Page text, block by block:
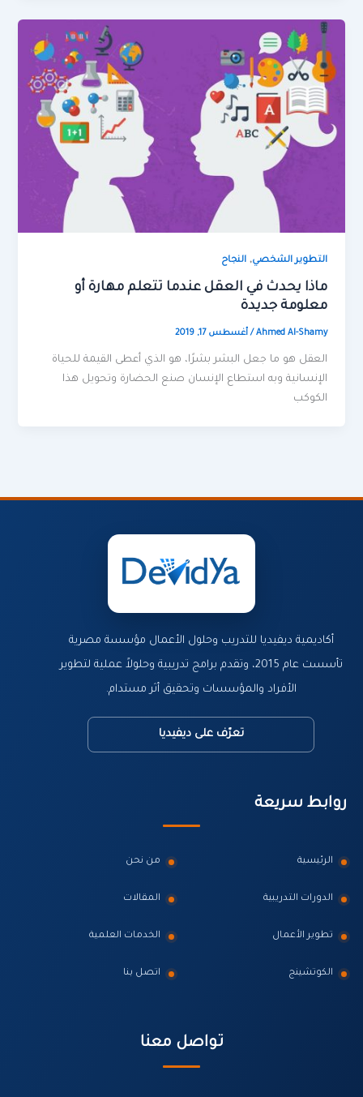
التطوير الشخصي,النجاح
ماذا يحدث في العقل عندما تتعلم مهارة أو
معلومة جديدة
Ahmed Al-Shamy
/أغسطس 17, 2019
العقل هو ما جعل البشر بشرًا، هو الذي أعطى القيمة للحياة
الإنسانية وبه استطاع الإنسان صنع الحضارة وتحويل هذا
الكوكب
أكاديمية ديفيديا للتدريب وحلول الأعمال مؤسسة مصرية
تأسست عام 2015، وتقدم برامج تدريبية وحلولاً عملية لتطوير
الأفراد والمؤسسات وتحقيق أثر مستدام.
تعرّف على ديفيديا
روابط سريعة
الرئيسية من نحن
الدورات التدريبية المقالات
تطوير الأعمال الخدمات العلمية
الكوتشينج اتصل بنا
تواصل معنا